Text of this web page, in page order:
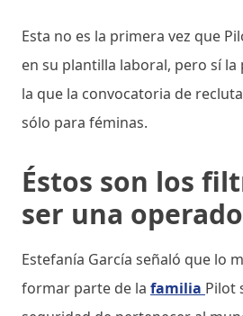
Esta no es la primera vez que
en su plantilla laboral, pero sí
la que la convocatoria de
sólo para féminas.
Éstos son los
ser una
Estefanía García señaló que lo
formar parte de la familia Pilot